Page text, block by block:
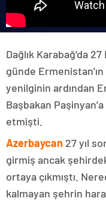
Dağlık Karabağ’da
günde
yenilginin ardından
Başbakan
etmişti.
Azerbaycan 27 yıl
girmiş ancak
ortaya çıkmıştı.
kalmayan şehrin